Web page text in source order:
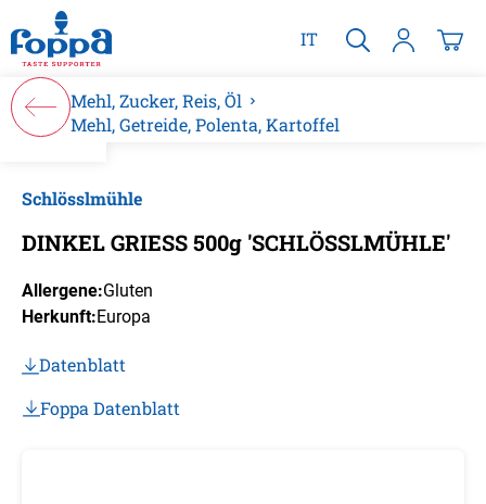
springen
IT
Mehl, Zucker, Reis, Öl
Mehl, Getreide, Polenta, Kartoffel
Schlösslmühle
DINKEL GRIESS 500g 'SCHLÖSSLMÜHLE'
Allergene:Gluten
Herkunft:Europa
Datenblatt
Foppa Datenblatt